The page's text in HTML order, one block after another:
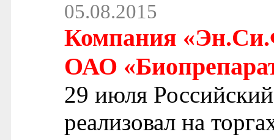
05.08.2015
Компания
ОАО
29 июля
реализовал на